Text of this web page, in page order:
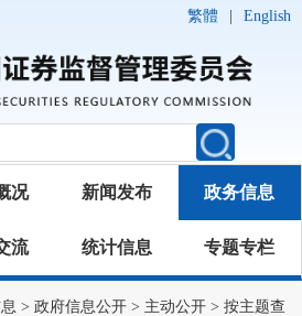
繁體 English
况 新闻发布 政务信息
流 统计信息 专题专栏
> 政府信息公开 > 主动公开 > 按主题查